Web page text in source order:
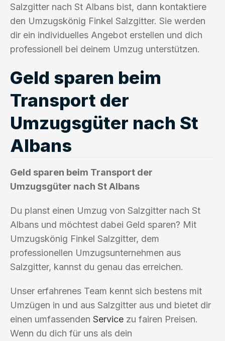
Salzgitter nach St Albans bist, dann kontaktiere
den Umzugskönig Finkel Salzgitter. Sie werden
dir ein individuelles Angebot erstellen und dich
professionell bei deinem Umzug unterstützen.
Geld sparen beim
Transport der
Umzugsgüter nach St
Albans
Geld sparen beim Transport der
Umzugsgüter nach St Albans
Du planst einen Umzug von Salzgitter nach St
Albans und möchtest dabei Geld sparen? Mit
Umzugskönig Finkel Salzgitter, dem
professionellen Umzugsunternehmen aus
Salzgitter, kannst du genau das erreichen.
Unser erfahrenes Team kennt sich bestens mit
Umzügen in und aus Salzgitter aus und bietet dir
einen umfassenden Service zu fairen Preisen.
Wenn du dich für uns als dein